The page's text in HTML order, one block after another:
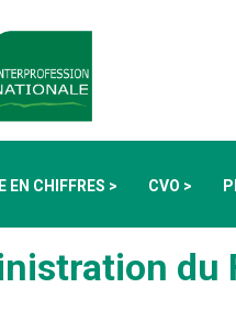
EN CHIFFRES > CVO >
du